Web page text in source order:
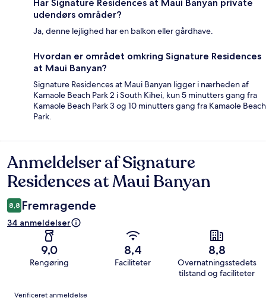
Har Signature Residences at Maui Banyan private
udendørs områder?
Ja, denne lejlighed har en balkon eller gårdhave.
Hvordan er området omkring Signature Residences
at Maui Banyan?
Signature Residences at Maui Banyan ligger i nærheden af
Kamaole Beach Park 2 i South Kihei, kun 5 minutters gang fra
Kamaole Beach Park 3 og 10 minutters gang fra Kamaole Beach
Park.
Anmeldelser
Anmeldelser af Signature
Residences at Maui Banyan
8,8 Fremragende
34 anmeldelser
9,0
Rengøring
8,4
Faciliteter
8,8
Overnatningsstedets
tilstand og faciliteter
Anmeldelser
Verificeret anmeldelse